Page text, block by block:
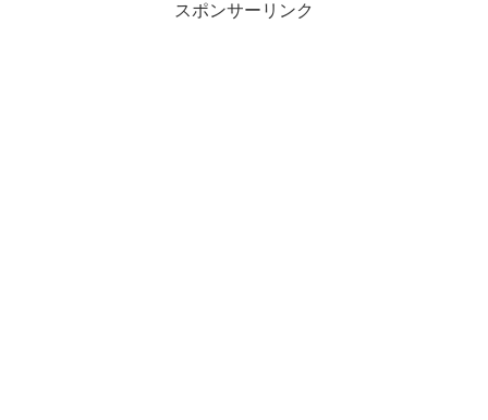
スポンサーリンク